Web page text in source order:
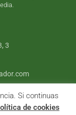
3
Diseño web
Si continuas
de cookies